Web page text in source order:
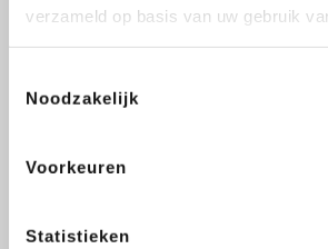
verzameld op basis van uw gebruik
Noodzakelijk
Voorkeuren
Statistieken
Dit mag je van ons
de montage
Huurvrije leenauto (excl.
All-inclusive prijs zonder